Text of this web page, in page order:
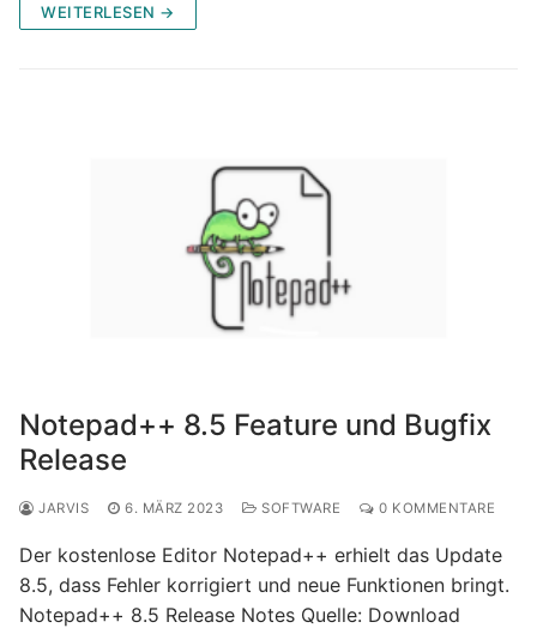
WEITERLESEN →
Notepad++ 8.5 Feature und Bugfix
Release
JARVIS 6. MÄRZ 2023 SOFTWARE 0 KOMMENTARE
Der kostenlose Editor Notepad++ erhielt das Update
8.5, dass Fehler korrigiert und neue Funktionen bringt.
Notepad++ 8.5 Release Notes Quelle: Download